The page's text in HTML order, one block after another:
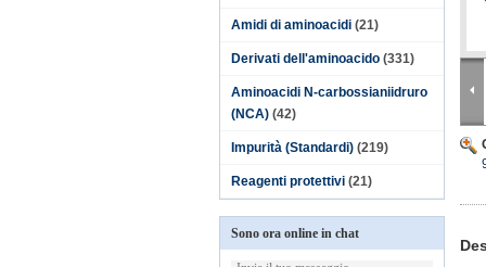
Amidi di aminoacidi (21)
Derivati dell'aminoacido (331)
Aminoacidi N-carbossianiidruro
(NCA) (42)
Impurità (Standardi) (219)
Reagenti protettivi (21)
Sono ora online in chat